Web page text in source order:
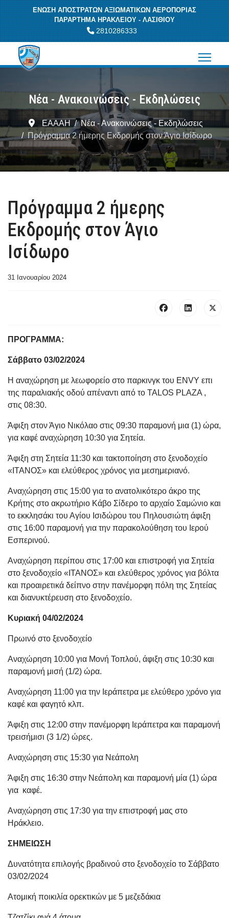
ΕΝΩΣΗ ΑΠΟΣΤΡΑΤΩΝ ΑΞΙΩΜΑΤΙΚΩΝ ΑΕΡΟΠΟΡΙΑΣ
ΠΑΡΑΡΤΗΜΑ ΗΡΑΚΛΕΙΟΥ - ΛΑΣΙΘΙΟΥ
2810286333
Νέα - Ανακοινώσεις - Εκδηλώσεις
ΕΑΑΑΗ
Νέα - Ανακοινώσεις - Εκδηλώσεις
Πρόγραμμα 2 ήμερης Εκδρομής στον Άγιο Ισίδωρο
Πρόγραμμα 2 ήμερης
Εκδρομής στον Άγιο
Ισίδωρο
31 Ιανουαρίου 2024
ΠΡΟΓΡΑΜΜΑ:
Σάββατο 03/02/2024
Η αναχώρηση με λεωφορείο στο παρκινγκ του ENVY επι
της παραλιακής οδού απέναντι από το TALOS PLAZA ,
στις 08:30.
Άφιξη στον Άγιο Νικόλαο στις 09:30 παραμονή μια (1) ώρα,
για καφέ αναχώρηση 10:30 για Σητεία.
Άφιξη στη Σητεία 11:30 και τακτοποίηση στο ξενοδοχείο
«ΙΤΑΝΟΣ» και ελεύθερος χρόνος για μεσημεριανό.
Αναχώρηση στις 15:00 για το ανατολικότερο άκρο της
Κρήτης στο ακρωτήριο Κάβο Σίδερο το αρχαίο Σαμώνιο και
το εκκλησάκι του Αγίου Ισιδώρου του Πηλουσιώτη άφιξη
στις 16:00 παραμονή για την παρακολούθηση του Ιερού
Εσπερινού.
Αναχώρηση περίπου στις 17:00 και επιστροφή για Σητεία
στο ξενοδοχείο «ΙΤΑΝΟΣ» και ελεύθερος χρόνος για βόλτα
και προαιρετικά δείπνο στην πανέμορφη πόλη της Σητείας
και διανυκτέρευση στο ξενοδοχείο.
Κυριακή 04/02/2024
Πρωινό στο ξενοδοχείο
Αναχώρηση 10:00 για Μονή Τοπλού, άφιξη στις 10:30 και
παραμονή μισή (1/2) ώρα.
Αναχώρηση 11:00 για την Ιεράπετρα με ελεύθερο χρόνο για
καφέ και φαγητό κλπ.
Άφιξη στις 12:00 στην πανέμορφη Ιεράπετρα και παραμονή
τρεισήμισι (3 1/2) ώρες.
Αναχώρηση στις 15:30 για Νεάπολη
Άφιξη στις 16:30 στην Νεάπολη και παραμονή μία (1) ώρα
για καφέ.
Αναχώρηση στις 17:30 για την επιστροφή μας στο
Ηράκλειο.
ΣΗΜΕΙΩΣΗ
Δυνατότητα επιλογής βραδινού στο ξενοδοχείο το Σάββατο
03/02/2024
Ατομική ποικιλία ορεκτικών με 5 μεζεδάκια